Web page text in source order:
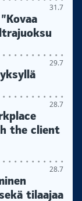
31.7
29.7
28.7
the client
28.7
tilaajaa